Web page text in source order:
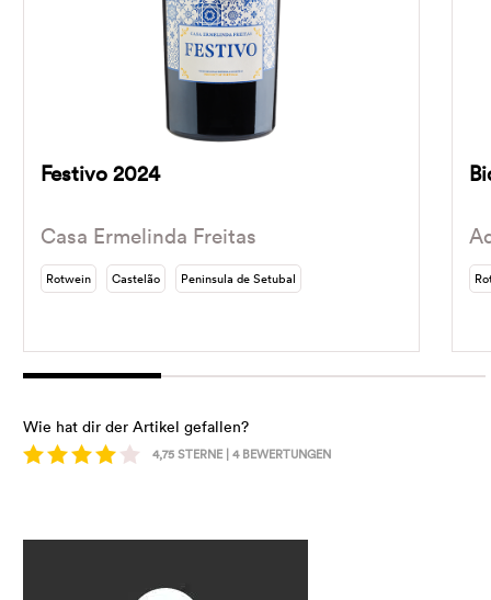
Festivo 2024
Casa Ermelinda Freitas
Rotwein Castelão Peninsula de Setubal
Wie hat dir der Artikel gefallen?
4,75STERNE | 4BEWERTUNGEN